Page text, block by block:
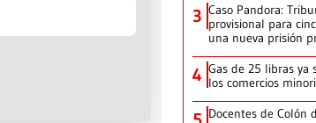
3 Caso Pandora:
provisional para
una nueva prisión
4 Gas de 25 libras ya
los comercios
Docentes de Colón